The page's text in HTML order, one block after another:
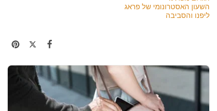
השעון האסטרונומי של פראג
ליפנו והסביבה